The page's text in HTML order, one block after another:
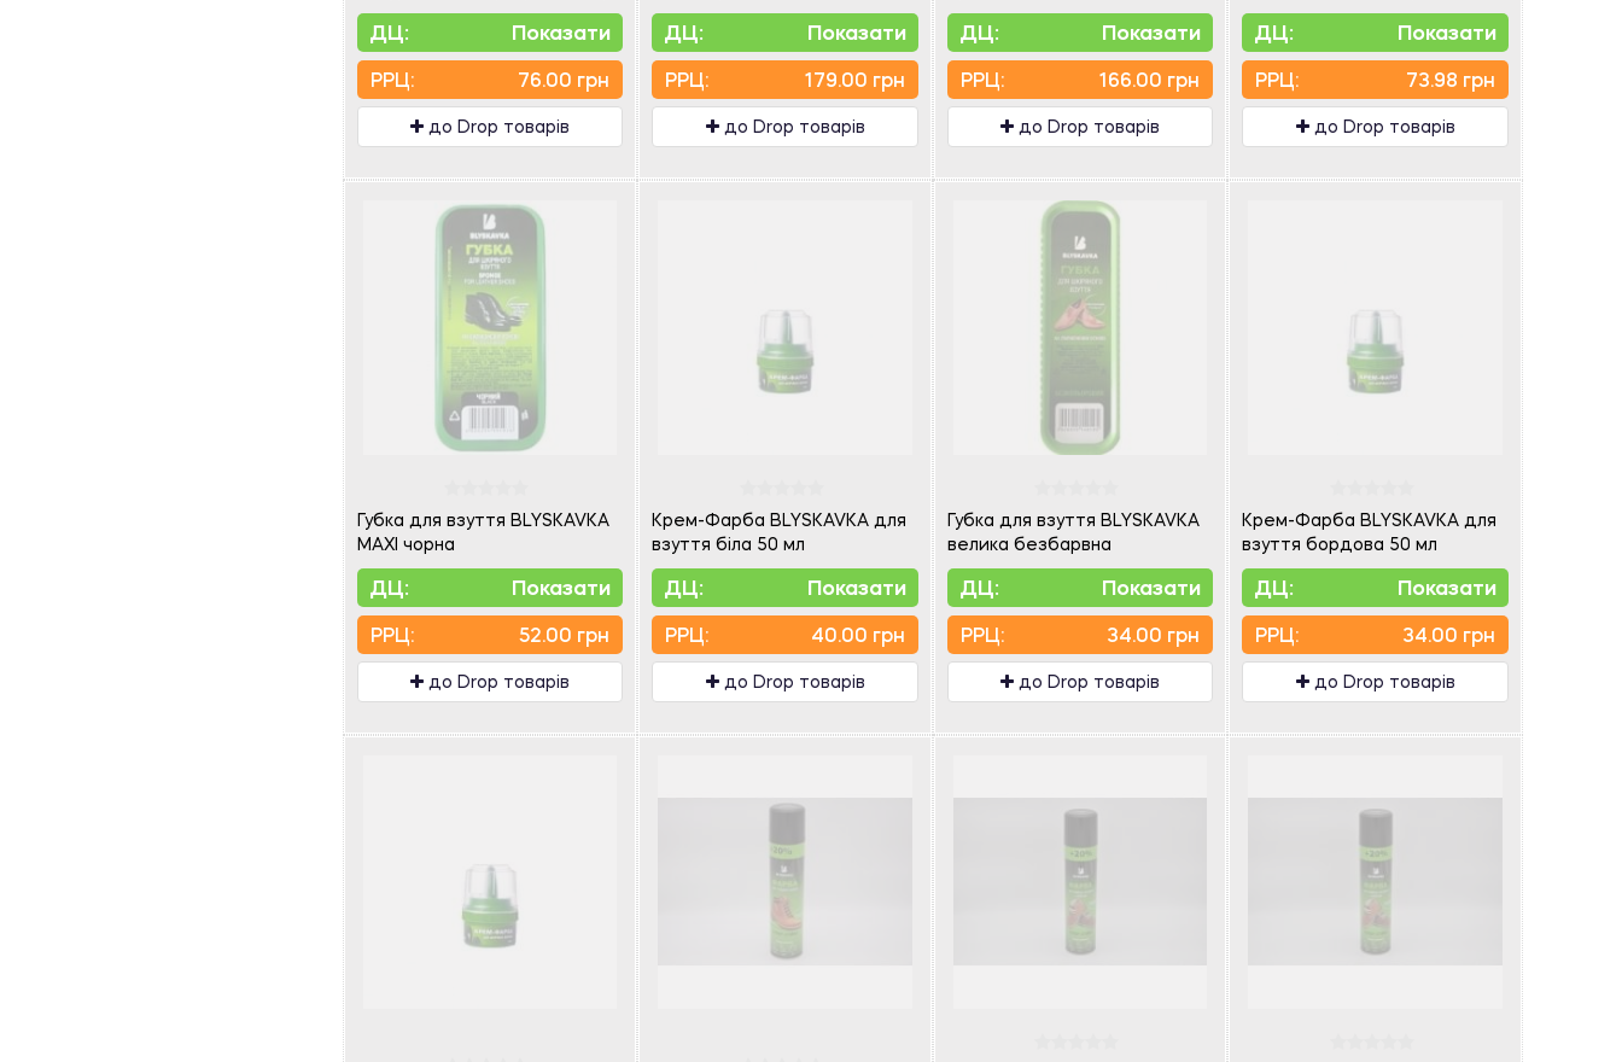
ДЦ: Показати
PPЦ: 76.00 грн
до Drop товарів
ДЦ: Показати
PPЦ: 179.00 грн
до Drop товарів
ДЦ: Показати
PPЦ: 166.00 грн
до Drop товарів
ДЦ: Показати
PPЦ: 73.98 грн
до Drop товарів
Губка для взуття BLYSKAVKA
MAXI чорна
ДЦ: Показати
PPЦ: 52.00 грн
до Drop товарів
Крем-Фарба BLYSKAVKA для
взуття біла 50 мл
ДЦ: Показати
PPЦ: 40.00 грн
до Drop товарів
Губка для взуття BLYSKAVKA
велика безбарвна
ДЦ: Показати
PPЦ: 34.00 грн
до Drop товарів
Крем-Фарба BLYSKAVKA для
взуття бордова 50 мл
ДЦ: Показати
PPЦ: 34.00 грн
до Drop товарів